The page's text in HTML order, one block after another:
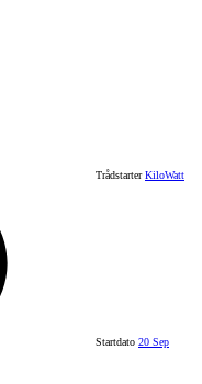
Trådstarter KiloWatt
Startdato 20 Sep